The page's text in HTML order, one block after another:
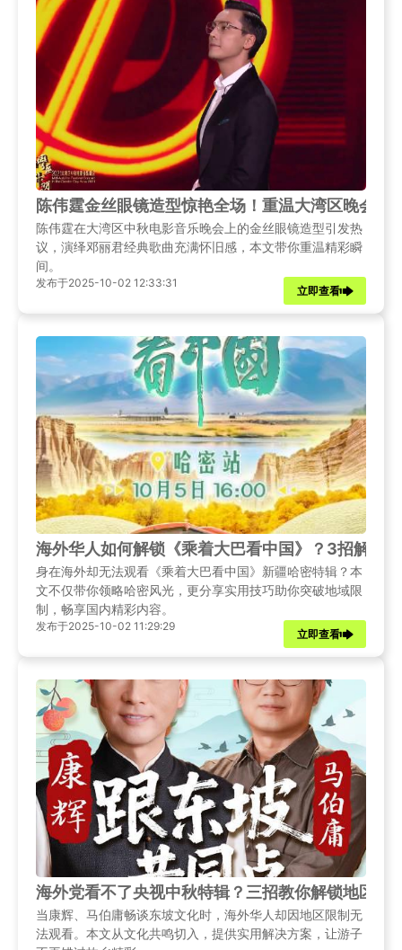
陈伟霆金丝眼镜造型惊艳全场！重温大湾区晚会
陈伟霆在大湾区中秋电影音乐晚会上的金丝眼镜造型引发热
议，演绎邓丽君经典歌曲充满怀旧感，本文带你重温精彩瞬
间。
发布于2025-10-02 12:33:31
立即查看
海外华人如何解锁《乘着大巴看中国》？3招解决
身在海外却无法观看《乘着大巴看中国》新疆哈密特辑？本
文不仅带你领略哈密风光，更分享实用技巧助你突破地域限
制，畅享国内精彩内容。
发布于2025-10-02 11:29:29
立即查看
海外党看不了央视中秋特辑？三招教你解锁地区限
当康辉、马伯庸畅谈东坡文化时，海外华人却因地区限制无
法观看。本文从文化共鸣切入，提供实用解决方案，让游子